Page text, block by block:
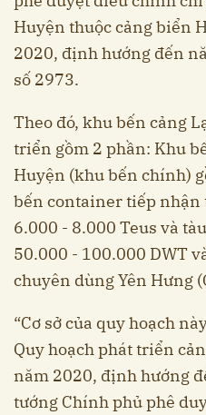
Huyện thuộc cảng biển
2020, định hướng đến
số 2973.
Theo đó, khu bến cảng
triển gồm 2 phần: Khu
Huyện (khu bến chính)
bến container tiếp nhận
6.000 - 8.000 Teus và
50.000 - 100.000 DWT
chuyên dùng Yên Hưng
“Cơ sở của quy hoạch
Quy hoạch phát triển
năm 2020, định hướng
tướng Chính phủ phê